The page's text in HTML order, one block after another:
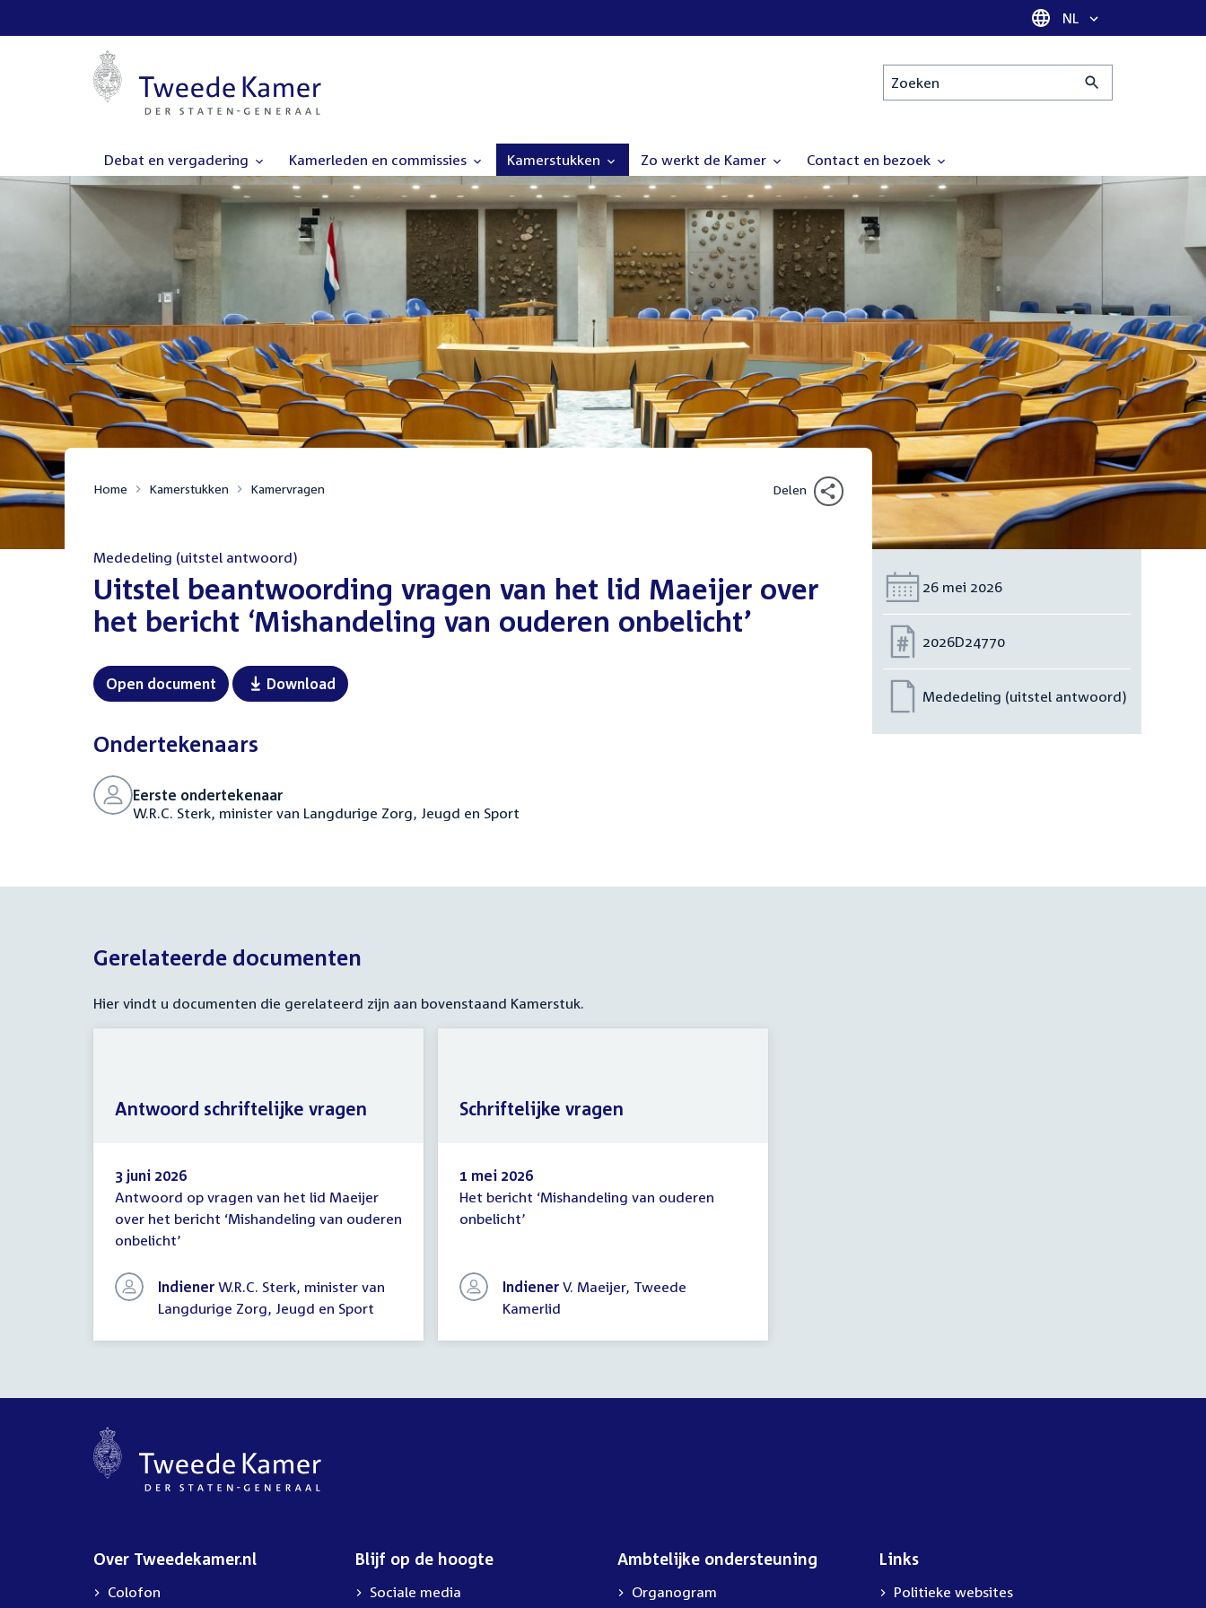
Taal selectie
NL
Zoeken
Debat en vergadering Kamerleden en commissies Kamerstukken Zo werkt de Kamer Contact en bezoek
Home Kamerstukken Kamervragen Delen
Mededeling (uitstel antwoord)
:Uitstel beantwoording vragen van het lid Maeijer over
het bericht ‘Mishandeling van ouderen onbelicht’
Open document Download
Ondertekenaars
Eerste ondertekenaar
W.R.C. Sterk, minister van Langdurige Zorg, Jeugd en Sport
Datum:
26 mei 2026
Nummer:
2026D24770
Mededeling (uitstel antwoord)
Gerelateerde documenten
Hier vindt u documenten die gerelateerd zijn aan bovenstaand Kamerstuk.
Antwoord
schriftelijke
vragen
3 juni 2026
Antwoord op vragen van het lid Maeijer
over het bericht ‘Mishandeling van ouderen
onbelicht’
Indiener W.R.C. Sterk, minister van
Langdurige Zorg, Jeugd en Sport
Antwoord schriftelijke vragen
Schriftelijke
vragen
1 mei 2026
Het bericht ‘Mishandeling van ouderen
onbelicht’
Indiener V. Maeijer, Tweede
Kamerlid
Schriftelijke vragen
Over Tweedekamer.nl
Colofon
Blijf op de hoogte
Sociale media
Ambtelijke ondersteuning
Organogram
Links
Politieke websites